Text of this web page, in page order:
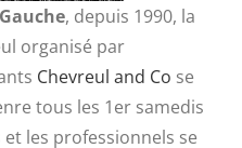
, depuis 1990, la
organisé par
Chevreul and Co se
tous les 1er samedis
les professionnels se